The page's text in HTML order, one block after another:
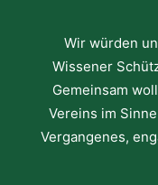
Wir würden
Wissener
Gemeinsam
Vereins im
Vergangenes,